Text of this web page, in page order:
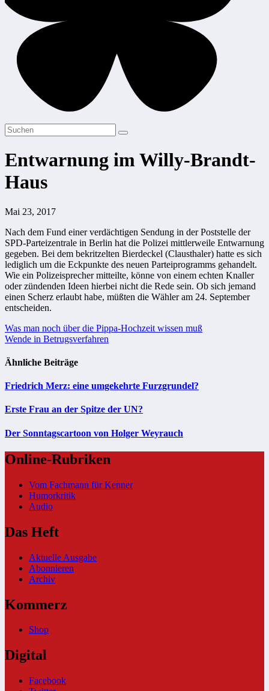
Entwarnung im Willy-Brandt-
Haus
Mai 23, 2017
Nach dem Fund einer verdächtigen Sendung in der Poststelle der
SPD-Parteizentrale in Berlin hat die Polizei mittlerweile Entwarnung
gegeben. Bei dem bekritzelten Bierdeckel (Clausthaler) hatte es sich
lediglich um die Eckpunkte des neuen Parteiprogramms gehandelt.
Wie ein Polizeisprecher mitteilte, könne von einem echten Knaller
oder zündenden Ideen hierbei nicht die Rede sein. Ob sich jemand
einen Scherz erlaubt habe, müßten die Wähler am 24. September
entscheiden.
Beitragsnavigation
Was man noch über die Pippa-Hochzeit wissen muß
Wende in Betrugsverfahren
Ähnliche Beiträge
Friedrich Merz: eine umgekehrte Furzgrundel?
Erste Frau an der Spitze der UN?
Der Sonntagscartoon von Holger Weyrauch
Online-Rubriken
Vom Fachmann für Kenner
Humorkritik
Audio
Das Heft
Aktuelle Ausgabe
Abonnieren
Archiv
Kommerz
Shop
Digital
Facebook